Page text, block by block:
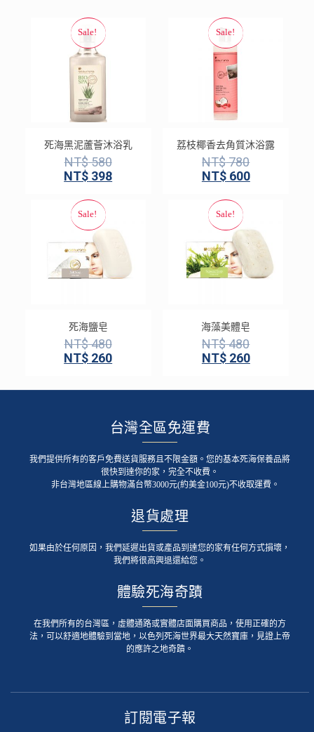
死海黑泥蘆薈沐浴乳
NT$580
NT$ 398
荔枝椰香去角質沐浴露
NT$780
NT$600
死海鹽皂
NT$480
NT$ 260
海藻美體皂
NT$480
NT$260
台灣全區免運費
我們提供所有的客戶免費送貨服務且不限金額。您的基本死海保養品將
很快到達你的家，完全不收費。
非台灣地區線上購物滿台幣3000元(約美金100元)不收取運費。
退貨處理
如果由於任何原因，我們延遲出貨或產品到達您的家有任何方式損壞，
我們將很高興退還給您。
體驗死海奇蹟
在我們所有的台灣區，虛體通路或實體店面購買商品，使用正確的方
法，可以舒適地體驗到當地，以色列死海世界最大天然寶庫，見證上帝
的應許之地奇蹟。
訂閱電子報